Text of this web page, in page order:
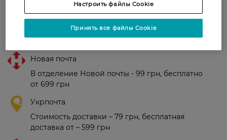
Доставка
Новая почта
В отделение Новой почты - 99 грн, бесплатно
от 699 грн
Укрпочта
Стоимость доставки – 79 грн, бесплатная
доставка от – 599 грн
Настроить файлы Cookie
Принять все файлы Cookie